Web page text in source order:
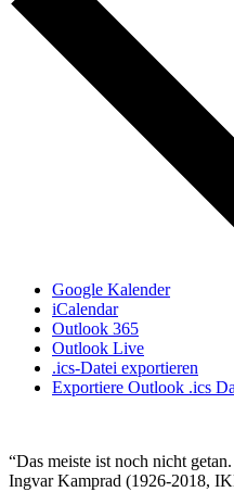
Google Kalender
iCalendar
Outlook 365
Outlook Live
.ics-Datei exportieren
Exportiere Outlook .ics
“Das meiste ist noch nicht
Ingvar Kamprad (1926-2018,